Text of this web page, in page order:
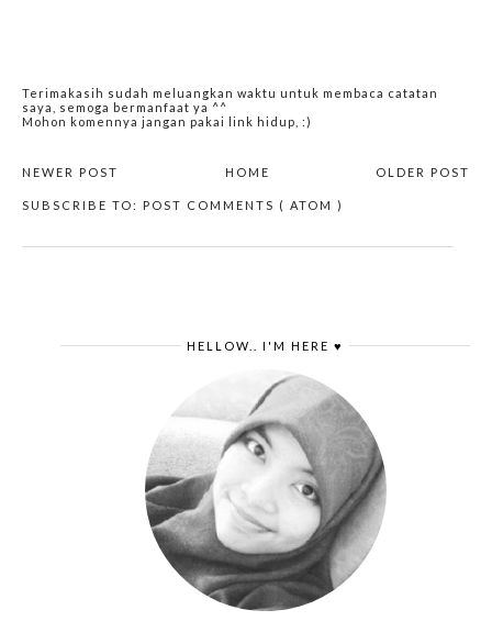
Terimakasih sudah meluangkan waktu untuk membaca catatan
saya, semoga bermanfaat ya ^^
Mohon komennya jangan pakai link hidup, :)
NEWER POST OLDER POST
HOME
SUBSCRIBE TO: POST COMMENTS ( ATOM )
HELLOW.. I'M HERE ♥